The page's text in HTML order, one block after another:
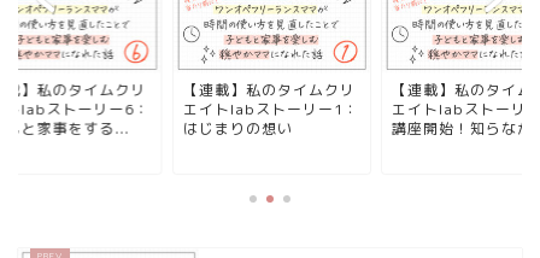
載】私のタイムクリ
トlabストーリー6：
もと家事をする...
【連載】私のタイムクリ
エイトlabストーリー1：
はじまりの想い
【連載】私のタイム
エイトlabストーリ
講座開始！知らなか